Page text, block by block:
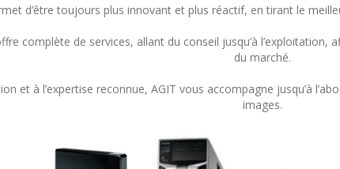
d’être toujours plus innovant et plus réactif, en tirant le
complète de services, allant du conseil jusqu’à
du marché.
et à l’expertise reconnue, AGIT vous accompagne jusqu’à
images.